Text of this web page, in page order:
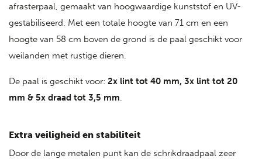
afrasterpaal, gemaakt van hoogwaardige kunststof en UV-
gestabiliseerd. Met een totale hoogte van 71 cm en een
hoogte van 58 cm boven de grond is de paal geschikt voor
weilanden met rustige dieren.
De paal is geschikt voor: 2x lint tot 40 mm, 3x lint tot 20
mm & 5x draad tot 3,5 mm.
Extra veiligheid en stabiliteit
Door de lange metalen punt kan de schrikdraadpaal zeer